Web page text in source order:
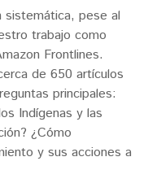
sistemática, pese al
trabajo como
Frontlines.
de 650 artículos
principales:
Indígenas y las
¿Cómo
y sus acciones a